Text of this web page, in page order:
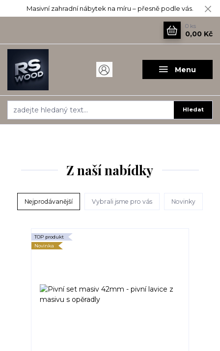
Masivní zahradní nábytek na míru – přesně podle vás.
Menu
Hledat
0 ks
0,00 Kč
Z naší nabídky
Nejprodávanější Vybrali jsme pro vás Novinky
TOP produkt
Novinka